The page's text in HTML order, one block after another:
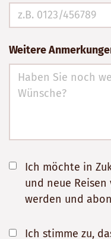
Weitere
Ich möchte in
und neue
werden und
Ich stimme zu,